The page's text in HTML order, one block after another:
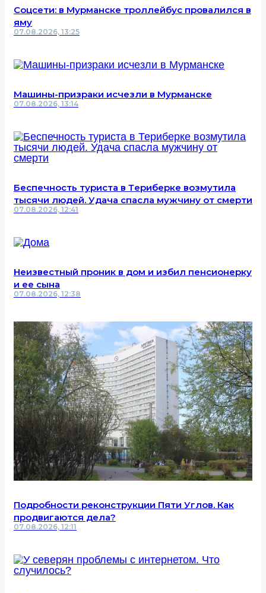
Соцсети: в Мурманске троллейбус провалился в
яму
07.08.2026, 13:25
Машины-призраки исчезли в Мурманске
07.08.2026, 13:14
Беспечность туриста в Териберке возмутила
тысячи людей. Удача спасла мужчину от смерти
07.08.2026, 12:41
Неизвестный проник в дом и избил пенсионерку
и ее сына
07.08.2026, 12:38
Подробности реконструкции Пяти Углов. Как
продвигаются дела?
07.08.2026, 12:11